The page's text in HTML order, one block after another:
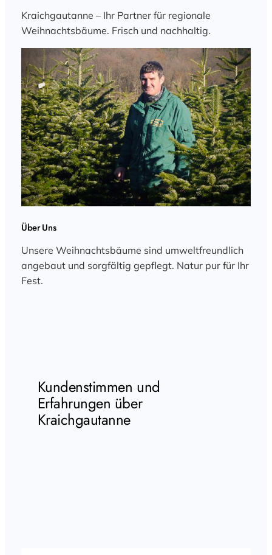
Kraichgautanne – Ihr Partner für regionale
Weihnachtsbäume. Frisch und nachhaltig.
Über Uns
Unsere Weihnachtsbäume sind umweltfreundlich
angebaut und sorgfältig gepflegt. Natur pur für Ihr
Fest.
Kundenstimmen und
Erfahrungen über
Kraichgautanne